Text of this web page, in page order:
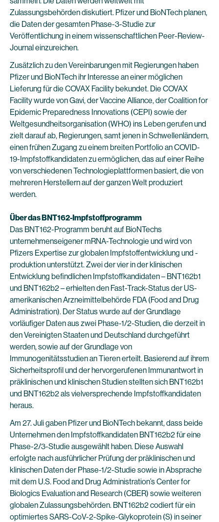
Zulassungsbehörden diskutiert. Pfizer und BioNTech planen,
die Daten der gesamten Phase-3-Studie zur
Veröffentlichung in einem wissenschaftlichen Peer-Review-
Journal einzureichen.
Zusätzlich zu den Vereinbarungen mit Regierungen haben
Pfizer und BioNTech ihr Interesse an einer möglichen
Lieferung für die COVAX Facility bekundet. Die COVAX
Facility wurde von Gavi, der Vaccine Alliance, der Coalition for
Epidemic Preparedness Innovations (CEPI) sowie der
Weltgesundheitsorganisation (WHO) ins Leben gerufen und
zielt darauf ab, Regierungen, samt jenen in Schwellenländern,
einen frühen Zugang zu einem breiten Portfolio an COVID-
19-Impfstoffkandidaten zu ermöglichen, das auf einer Reihe
von verschiedenen Technologieplattformen basiert, die von
mehreren Herstellern auf der ganzen Welt produziert
werden.
Über das BNT162-Impfstoffprogramm
Das BNT162-Programm beruht auf BioNTechs
unternehmenseigener mRNA-Technologie und wird von
Pfizers Expertise zur globalen Impfstoffentwicklung und -
produktion unterstützt. Zwei der vier in der klinischen
Entwicklung befindlichen Impfstoffkandidaten – BNT162b1
und BNT162b2 – erhielten den Fast-Track-Status der US-
amerikanischen Arzneimittelbehörde FDA (Food and Drug
Administration). Der Status wurde auf der Grundlage
vorläufiger Daten aus zwei Phase-1/2-Studien, die derzeit in
den Vereinigten Staaten und Deutschland durchgeführt
werden, sowie auf der Grundlage von
Immunogenitätsstudien an Tieren erteilt. Basierend auf ihrem
Sicherheitsprofil und der hervorgerufenen Immunantwort in
präklinischen und klinischen Studien stellten sich BNT162b1
und BNT162b2 als vielversprechende Impfstoffkandidaten
heraus.
Am 27. Juli gaben Pfizer und BioNTech bekannt, dass beide
Unternehmen den Impfstoffkandidaten BNT162b2 für eine
Phase-2/3-Studie ausgewählt haben. Diese Auswahl
erfolgte nach ausführlicher Prüfung der präklinischen und
klinischen Daten der Phase-1/2-Studie sowie in Absprache
mit dem U.S. Food and Drug Administration’s Center for
Biologics Evaluation and Research (CBER) sowie weiteren
globalen Zulassungsbehörden. BNT162b2 codiert für ein
optimiertes SARS-CoV-2-Spike-Glykoprotein (S) in seiner